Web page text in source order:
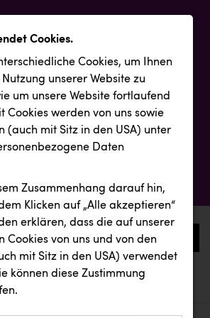
0
Cookies.
Cookies, um Ihnen
unserer Website zu
um unsere Website fortlaufend
Cookies werden von uns sowie
(auch mit Sitz in den USA) unter
Daten
Zusammenhang darauf hin,
Klicken auf „Alle akzeptieren“
erklären, dass die auf unserer
Cookies von uns und von den
mit Sitz in den USA) verwendet
können diese Zustimmung